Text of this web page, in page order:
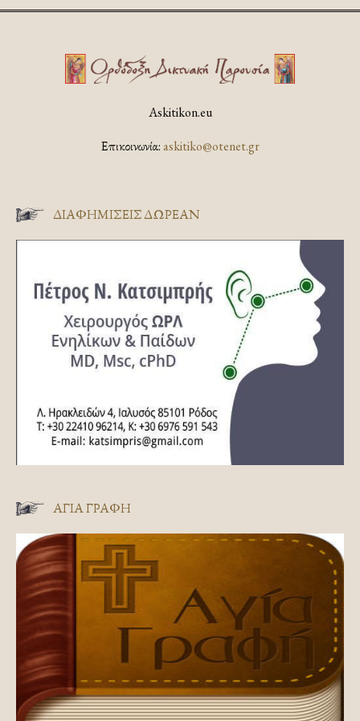
Askitikon.eu
Επικοινωνία:askitiko@otenet.gr
ΔΙΑΦΗΜΊΣΕΙΣ ΔΩΡΕΆΝ
ΑΓΊΑ ΓΡΑΦΉ